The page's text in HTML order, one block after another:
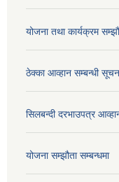
योजना तथा कार्यक्रम
ठेक्का आव्हान सम्बन्धी
सिलबन्दी दरभाउपत्र
योजना सम्झौता सम्बन्धमा